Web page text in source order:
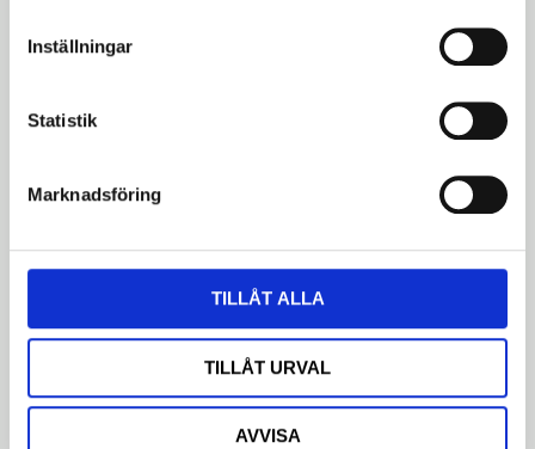
Inställningar
Statistik
Marknadsföring
TILLÅT ALLA
TILLÅT URVAL
AVVISA
2 × 28-tums fälgband
Användningsområde
Äldre 28-tums standardcyklar med ETRTO 44-